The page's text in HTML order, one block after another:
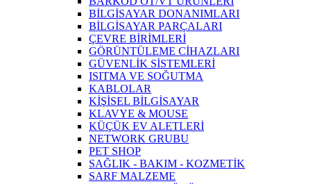
BİLGİSAYAR DONANIMLARI
BİLGİSAYAR PARÇALARI
ÇEVRE BİRİMLERİ
GÖRÜNTÜLEME CİHAZLARI
GÜVENLİK SİSTEMLERİ
ISITMA VE SOĞUTMA
KABLOLAR
KİŞİSEL BİLGİSAYAR
KLAVYE & MOUSE
KÜÇÜK EV ALETLERİ
NETWORK GRUBU
PET SHOP
SAĞLIK - BAKIM - KOZMETİK
SARF MALZEME